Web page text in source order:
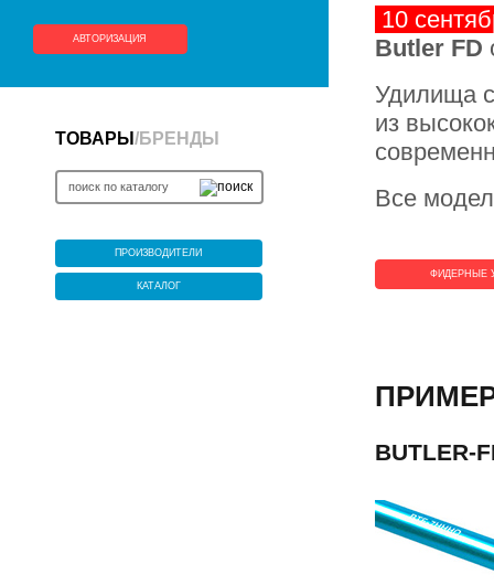
АВТОРИЗАЦИЯ
ТОВАРЫ /БРЕНДЫ
ПРОИЗВОДИТЕЛИ
КАТАЛОГ
10
Butler FD
Удилища
из
Все
ФИДЕРНЫЕ
BUTLER-